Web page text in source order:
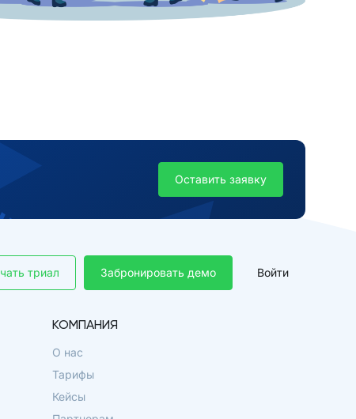
Оставить заявку
Забронировать демо
триал Войти
КОМПАНИЯ
О нас
Тарифы
Кейсы